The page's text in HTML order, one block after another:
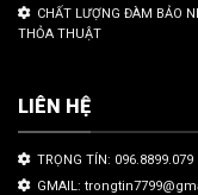
CHẤT LƯỢNG ĐÀM BẢO
THỎA THUẬT
LIÊN HỆ
TRỌNG TÍN: 096.8899.079
GMAIL: